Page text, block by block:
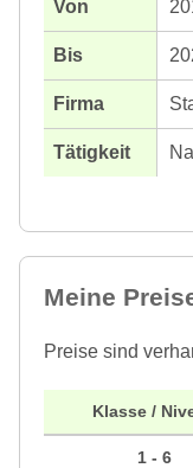
Meine
Preise sind
Klasse /
1 - 6